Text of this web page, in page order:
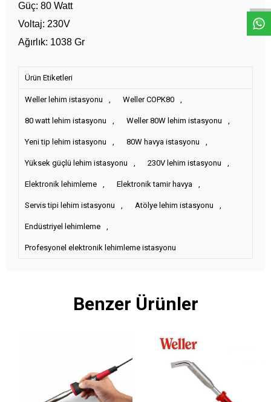
Güç: 80 Watt
Voltaj: 230V
Ağırlık: 1038 Gr
Ürün Etiketleri
Weller lehim istasyonu , Weller COPK80 ,
80 watt lehim istasyonu , Weller 80W lehim istasyonu ,
Yeni tip lehim istasyonu , 80W havya istasyonu ,
Yüksek güçlü lehim istasyonu , 230V lehim istasyonu ,
Elektronik lehimleme , Elektronik tamir havya ,
Servis tipi lehim istasyonu , Atölye lehim istasyonu ,
Endüstriyel lehimleme ,
Profesyonel elektronik lehimleme istasyonu
Benzer Ürünler